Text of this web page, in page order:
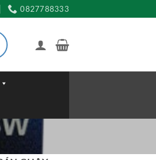
0827788333